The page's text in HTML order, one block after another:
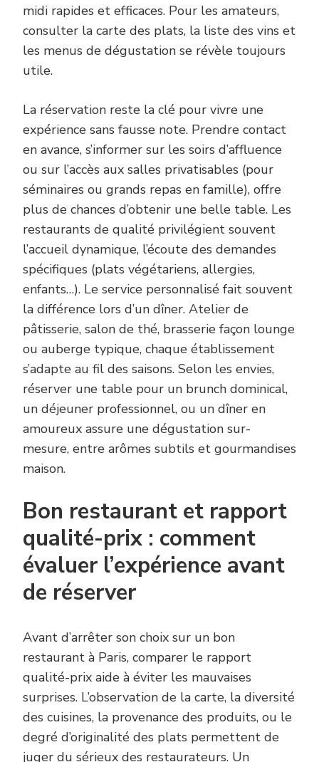
midi rapides et efficaces. Pour les amateurs,
consulter la carte des plats, la liste des vins et
les menus de dégustation se révèle toujours
utile.
La réservation reste la clé pour vivre une
expérience sans fausse note. Prendre contact
en avance, s’informer sur les soirs d’affluence
ou sur l’accès aux salles privatisables (pour
séminaires ou grands repas en famille), offre
plus de chances d’obtenir une belle table. Les
restaurants de qualité privilégient souvent
l’accueil dynamique, l’écoute des demandes
spécifiques (plats végétariens, allergies,
enfants…). Le service personnalisé fait souvent
la différence lors d’un dîner. Atelier de
pâtisserie, salon de thé, brasserie façon lounge
ou auberge typique, chaque établissement
s’adapte au fil des saisons. Selon les envies,
réserver une table pour un brunch dominical,
un déjeuner professionnel, ou un dîner en
amoureux assure une dégustation sur-
mesure, entre arômes subtils et gourmandises
maison.
Bon restaurant et rapport
qualité-prix : comment
évaluer l’expérience avant
de réserver
Avant d’arrêter son choix sur un bon
restaurant à Paris, comparer le rapport
qualité-prix aide à éviter les mauvaises
surprises. L’observation de la carte, la diversité
des cuisines, la provenance des produits, ou le
degré d’originalité des plats permettent de
juger du sérieux des restaurateurs. Un